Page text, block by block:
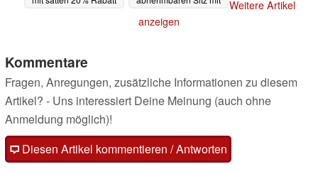
17.03.2024
Weitere Artikel
anzeigen
Kommentare
Fragen, Anregungen, zusätzliche Informationen zu diesem
Artikel? - Uns interessiert Deine Meinung (auch ohne
Anmeldung möglich)!
Diesen Artikel kommentieren / Antworten